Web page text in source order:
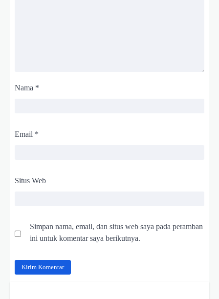
Nama *
Email *
Situs Web
Simpan nama, email, dan situs web saya pada peramban
ini untuk komentar saya berikutnya.